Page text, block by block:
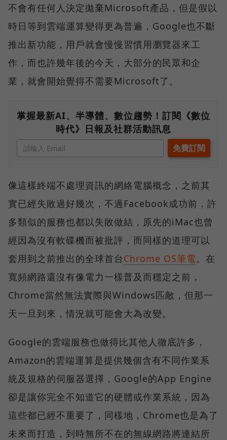
不會有任何人決定拋棄Microsoft產品，但是假以
時日等到雲端運算變得更為普遍，Google也不斷
推出新功能，用戶就會慢慢習慣用瀏覽器來工
作，而也許幾年後的今天，大部分的民眾和企
業，就會開始覺得不需要Microsoft了。
掌握最新AI、半導體、數位趨勢！訂閱《數位
時代》日報及社群活動訊息
像這樣終端不處理資訊的網絡電腦概念，之前其
實已經失敗過好幾次，不過Facebook成功前，許
多類似的服務也都以失敗做結，原先的iMac也曾
經因為沒有軟碟機而被批評，而同樣的道理可以
套用到之前推出的全球首台Chrome OS筆電。在
寬頻網路還沒有像電力一樣普及而穩定之前，
Chrome當然無法實際與Windows匹敵，但那一
天一旦到來，情況就可能會大為改變。
Google的雲端服務也做得比其他人徹底許多，
Amazon的雲端運算是提供幾個含有不同作業系
統及規格的伺服器選擇，Google的App Engine
卻是讓你完全不知道它的硬體或作業系統，因為
這些都已經不重要了，同樣地，Chrome也是為了
未來而打造，到時無所不在的無線網路將連結所